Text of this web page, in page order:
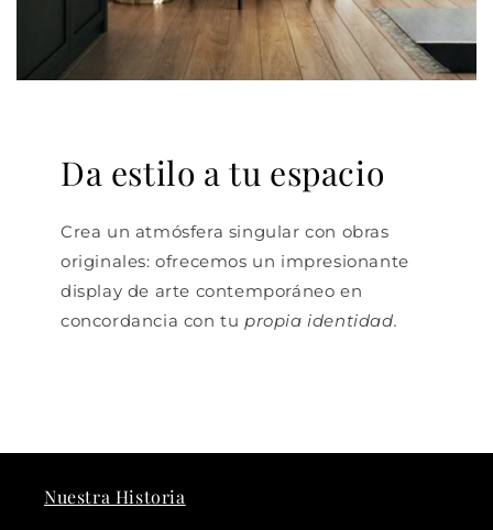
Da estilo a tu espacio
Crea un atmósfera singular con obras
originales: ofrecemos un impresionante
display de arte contemporáneo en
concordancia con tu propia identidad.
Nuestra Historia